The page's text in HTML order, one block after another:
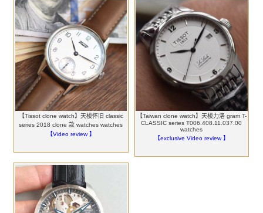
【Tissot clone watch】天梭怀旧 classic
series 2018 clone 款 watches watches
【Video review 】
【Taiwan clone watch】天梭力洛 gram T-
CLASSIC series T006.408.11.037.00
watches
【exclusive Video review 】